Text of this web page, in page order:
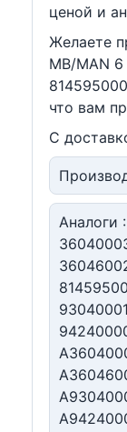
ценой и
Желаете
MB/MAN 6
что вам
С
Аналоги